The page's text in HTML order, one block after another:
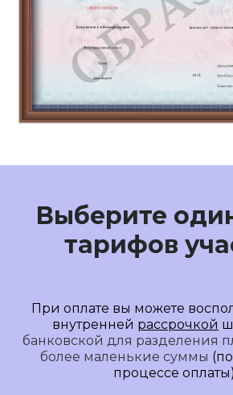
Выберите
тарифов
При оплате вы можете
внутренней рассрочкой
банковской для разделения
более маленькие суммы
процессе
или нужна консультация?
Мы поможем
Оставить заявку на консультацию